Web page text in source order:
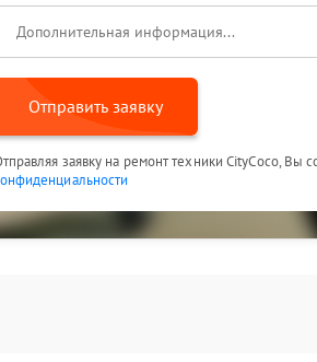
Отправить заявку
заявку на ремонт техники CityCoco, Вы